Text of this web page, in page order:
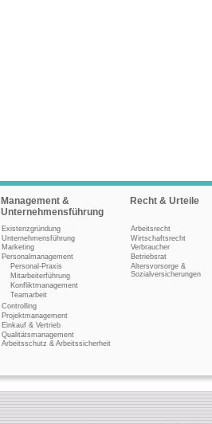
Management &
Unternehmensführung
Existenzgründung
Unternehmensführung
Marketing
Personalmanagement
Personal-Praxis
Mitarbeiterführung
Konfliktmanagement
Teamarbeit
Controlling
Projektmanagement
Einkauf & Vertrieb
Qualitätsmanagement
Arbeitsschutz & Arbeitssicherheit
Recht & Urteile
Arbeitsrecht
Wirtschaftsrecht
Verbraucher
Betriebsrat
Altersvorsorge &
Sozialversicherungen